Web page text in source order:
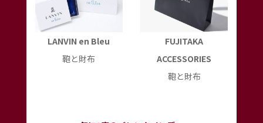
LANVIN en Bleu
鞄と財布
FUJITAKA
ACCESSORIES
鞄と財布